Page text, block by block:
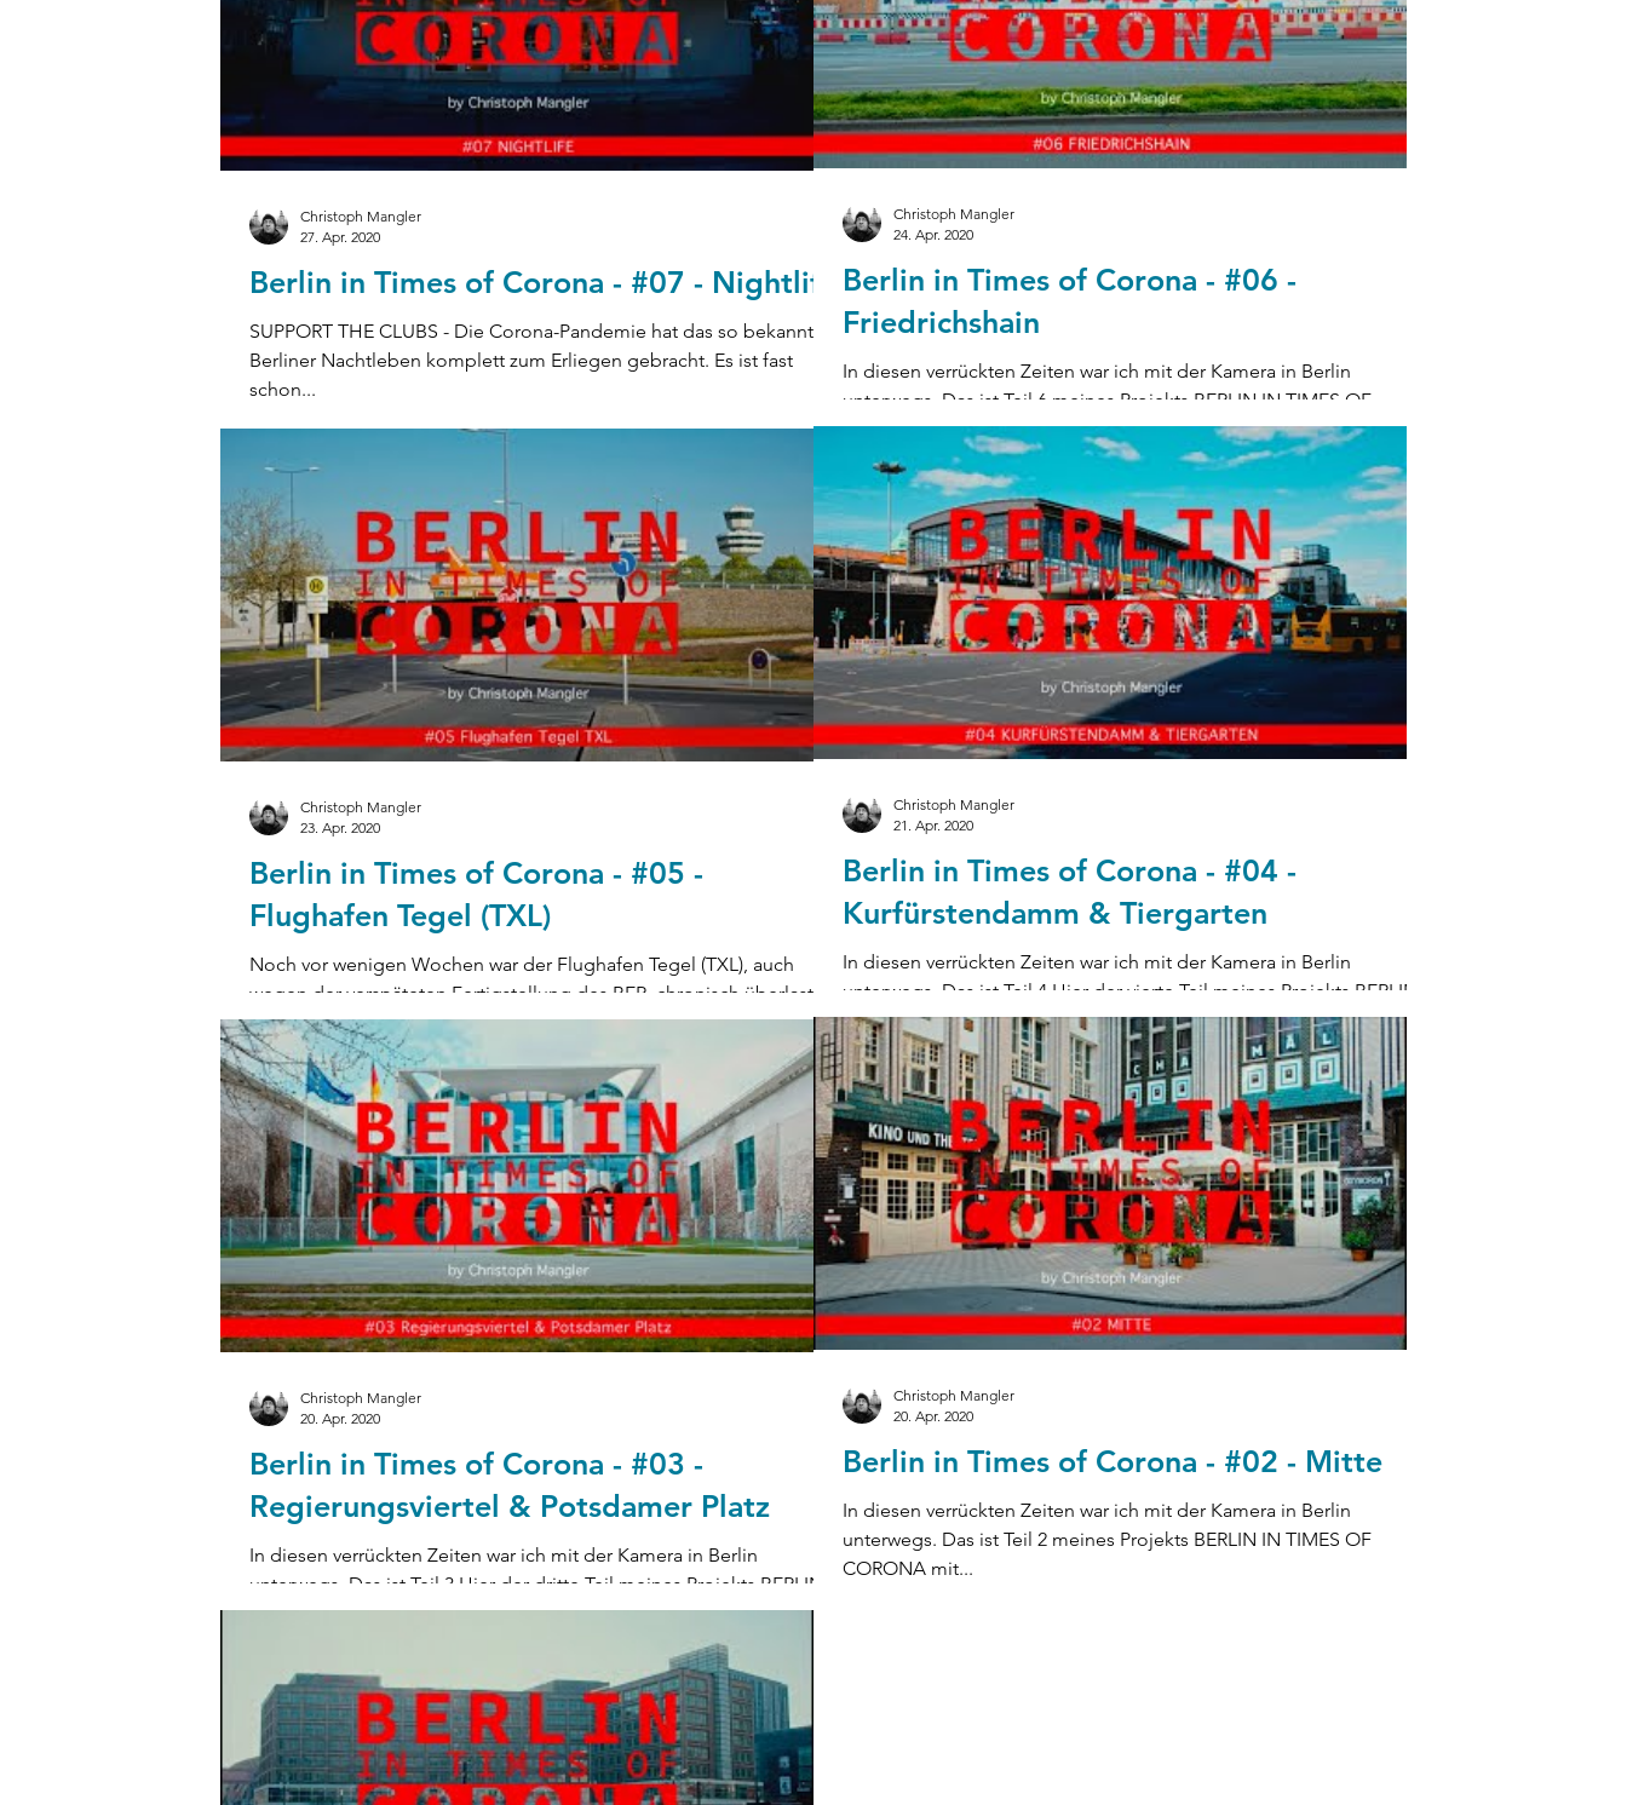
Berlin in Times of Corona - #07 - Nightlife
SUPPORT THE CLUBS - Die Corona-Pandemie hat das so bekannte
Berliner Nachtleben komplett zum Erliegen gebracht. Es ist fast
schon...
Christoph Mangler
27. Apr. 2020
Berlin in Times of Corona - #06 -
Friedrichshain
In diesen verrückten Zeiten war ich mit der Kamera in Berlin
unterwegs. Das ist Teil 6 meines Projekts BERLIN IN TIMES OF
CORONA mit...
Christoph Mangler
24. Apr. 2020
Berlin in Times of Corona - #05 -
Flughafen Tegel (TXL)
Noch vor wenigen Wochen war der Flughafen Tegel (TXL), auch
wegen der verspäteten Fertigstellung des BER, chronisch überlastet
und...
Christoph Mangler
23. Apr. 2020
Berlin in Times of Corona - #04 -
Kurfürstendamm & Tiergarten
In diesen verrückten Zeiten war ich mit der Kamera in Berlin
unterwegs. Das ist Teil 4 Hier der vierte Teil meines Projekts BERLIN
IN...
Christoph Mangler
21. Apr. 2020
Berlin in Times of Corona - #03 -
Regierungsviertel & Potsdamer Platz
In diesen verrückten Zeiten war ich mit der Kamera in Berlin
unterwegs. Das ist Teil 3 Hier der dritte Teil meines Projekts BERLIN
IN...
Christoph Mangler
20. Apr. 2020
Berlin in Times of Corona - #02 - Mitte
In diesen verrückten Zeiten war ich mit der Kamera in Berlin
unterwegs. Das ist Teil 2 meines Projekts BERLIN IN TIMES OF
CORONA mit...
Christoph Mangler
20. Apr. 2020